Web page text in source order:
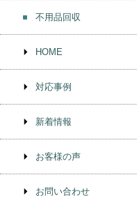
不用品回収
HOME
対応事例
新着情報
お客様の声
お問い合わせ